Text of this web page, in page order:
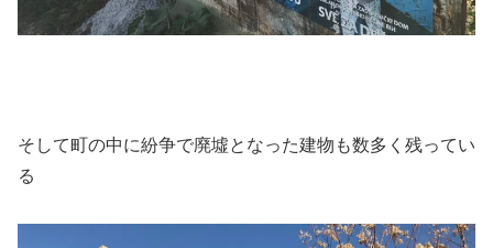
そして町の中に紛争で廃墟となった建物も数多く残ってい
る